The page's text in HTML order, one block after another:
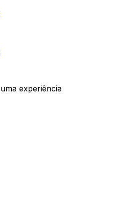
uma experiência